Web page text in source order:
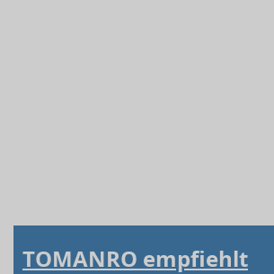
TOMANRO empfiehlt